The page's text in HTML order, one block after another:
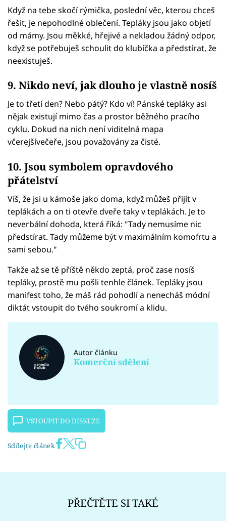
Když na tebe skočí rýmička, poslední věc, kterou chceš
řešit, je nepohodlné oblečení. Tepláky jsou jako objetí
od mámy. Jsou měkké, hřejivé a nekladou žádný odpor,
když se potřebuješ schoulit do klubíčka a předstírat, že
neexistuješ.
9. Nikdo neví, jak dlouho je vlastně nosíš
Je to třetí den? Nebo pátý? Kdo ví! Pánské tepláky asi
nějak existují mimo čas a prostor běžného pracího
cyklu. Dokud na nich není viditelná mapa
včerejšívečeře, jsou považovány za čisté.
10. Jsou symbolem opravdového
přátelství
Víš, že jsi u kámoše jako doma, když můžeš přijít v
teplákách a on ti otevře dveře taky v teplákách. Je to
neverbální dohoda, která říká: "Tady nemusíme nic
předstírat. Tady můžeme být v maximálním komofrtu a
sami sebou."
Takže až se tě příště někdo zeptá, proč zase nosíš
tepláky, prostě mu pošli tenhle článek. Tepláky jsou
manifest toho, že máš rád pohodlí a nenecháš módní
diktát vstoupit do tvého soukromí a klidu.
Autor článku
Komerční sdělení
VSTOUPIT DO DISKUZE
Sdílejte článek
PŘEČTĚTE SI TAKÉ